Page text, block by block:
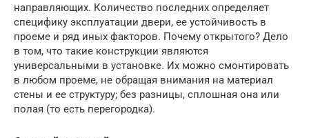
направляющих. Количество последних определяет
специфику эксплуатации двери, ее устойчивость в
проеме и ряд иных факторов. Почему открытого? Дело
в том, что такие конструкции являются
универсальными в установке. Их можно смонтировать
в любом проеме, не обращая внимания на материал
стены и ее структуру; без разницы, сплошная она или
полая (то есть перегородка).